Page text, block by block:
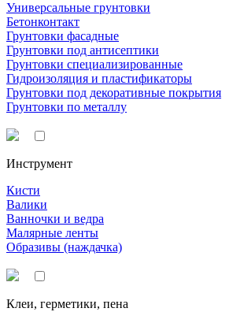
Универсальные грунтовки
Бетонконтакт
Грунтовки фасадные
Грунтовки под антисептики
Грунтовки специализированные
Гидроизоляция и пластификаторы
Грунтовки под декоративные покрытия
Грунтовки по металлу
Инструмент
Кисти
Валики
Ванночки и ведра
Малярные ленты
Образивы (наждачка)
Клеи, герметики, пена